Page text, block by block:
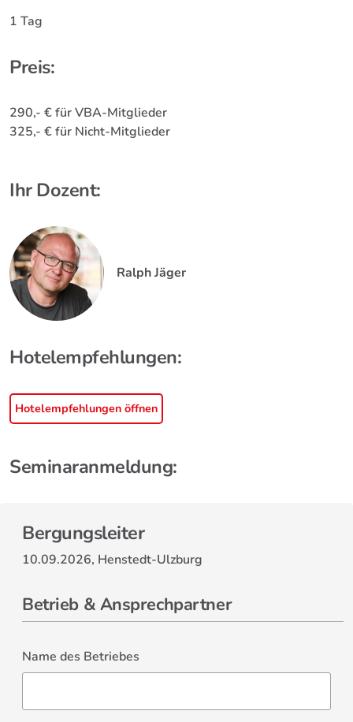
1 Tag
Preis:
290,- € für VBA-Mitglieder
325,- € für Nicht-Mitglieder
Ihr Dozent:
Ralph Jäger
Hotelempfehlungen:
Hotelempfehlungen öffnen
Seminaranmeldung:
Bergungsleiter
10.09.2026, Henstedt-Ulzburg
Betrieb & Ansprechpartner
Name des Betriebes